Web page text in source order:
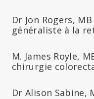
Dr Jon Rogers,
généraliste à la
M. James Royle,
chirurgie
Dr Alison Sabine,